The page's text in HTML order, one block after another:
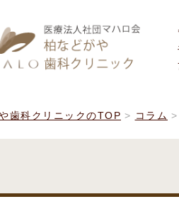
歯科クリニックのTOP コラム